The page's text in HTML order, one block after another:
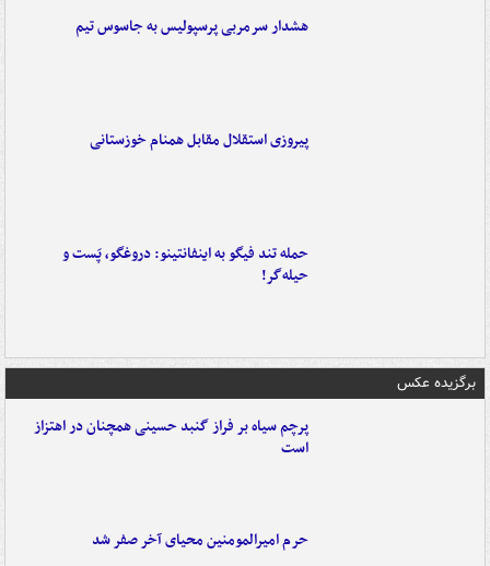
هشدار سرمربی پرسپولیس به جاسوس تیم
پیروزی استقلال مقابل همنام خوزستانی
حمله تند فیگو به اینفانتینو: دروغگو، پَست‌ و
حیله‌گر!
برگزیده عکس
پرچم سیاه بر فراز گنبد حسینی همچنان در اهتزاز
است
حرم امیرالمومنین محیای آخر صفر شد